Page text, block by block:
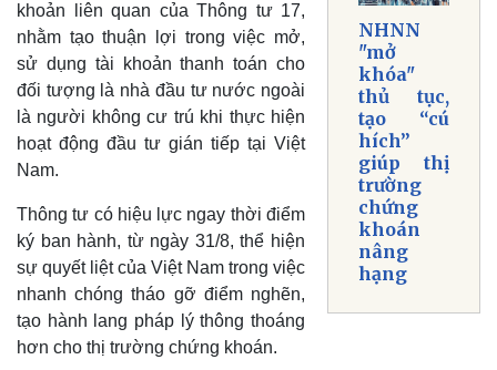
NHNN
"mở
khóa"
thủ tục,
tạo “cú
hích”
giúp thị
trường
chứng
khoán
nâng
hạng
khoản liên quan của Thông tư 17,
nhằm tạo thuận lợi trong việc mở,
sử dụng tài khoản thanh toán cho
đối tượng là nhà đầu tư nước ngoài
là người không cư trú khi thực hiện
hoạt động đầu tư gián tiếp tại Việt
Nam.
Thông tư có hiệu lực ngay thời điểm
ký ban hành, từ ngày 31/8, thể hiện
sự quyết liệt của Việt Nam trong việc
nhanh chóng tháo gỡ điểm nghẽn,
tạo hành lang pháp lý thông thoáng
hơn cho thị trường chứng khoán.